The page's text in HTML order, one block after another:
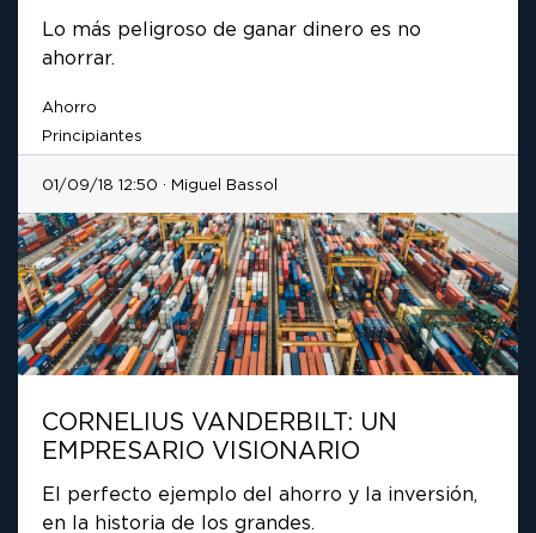
Lo más peligroso de ganar dinero es no
ahorrar.
Ahorro
Principiantes
01/09/18 12:50 · Miguel Bassol
CORNELIUS VANDERBILT: UN
EMPRESARIO VISIONARIO
El perfecto ejemplo del ahorro y la inversión,
en la historia de los grandes.